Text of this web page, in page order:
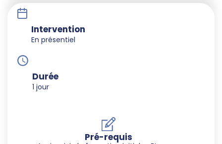
Intervention
En présentiel
Durée
1 jour
Pré-requis